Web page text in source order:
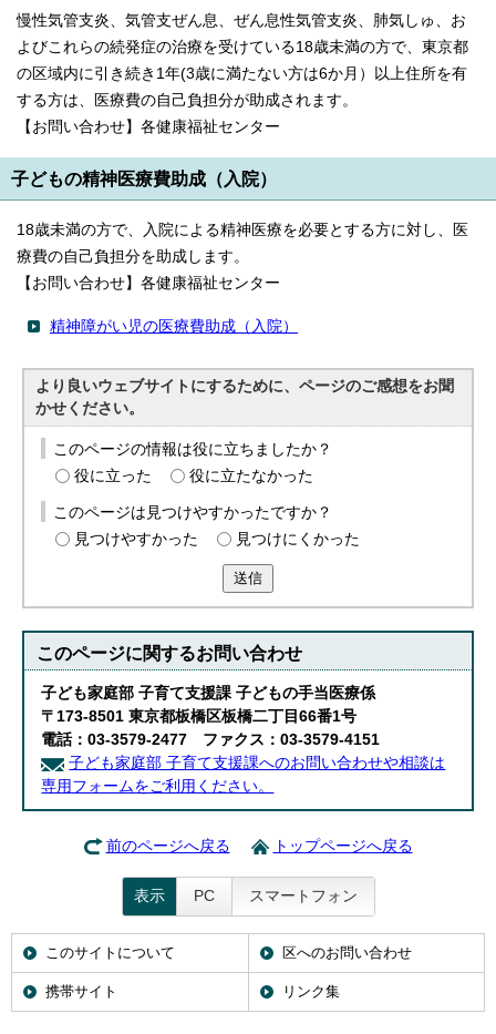
慢性気管支炎、気管支ぜん息、ぜん息性気管支炎、肺気しゅ、お
よびこれらの続発症の治療を受けている18歳未満の方で、東京都
の区域内に引き続き1年(3歳に満たない方は6か月）以上住所を有
する方は、医療費の自己負担分が助成されます。
【お問い合わせ】各健康福祉センター
子どもの精神医療費助成（入院）
18歳未満の方で、入院による精神医療を必要とする方に対し、医
療費の自己負担分を助成します。
【お問い合わせ】各健康福祉センター
精神障がい児の医療費助成（入院）
より良いウェブサイトにするために、ページのご感想をお聞
かせください。
このページの情報は役に立ちましたか？
役に立った
役に立たなかった
このページは見つけやすかったですか？
見つけやすかった
見つけにくかった
送信
このページに関するお問い合わせ
子ども家庭部 子育て支援課 子どもの手当医療係
〒173-8501 東京都板橋区板橋二丁目66番1号
電話：03-3579-2477 ファクス：03-3579-4151
子ども家庭部 子育て支援課へのお問い合わせや相談は
専用フォームをご利用ください。
前のページへ戻る トップページへ戻る
表示 PC スマートフォン
このサイトについて 区へのお問い合わせ
携帯サイト リンク集